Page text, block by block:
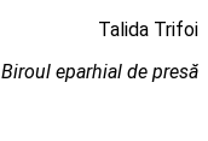
Talida Trifoi
Biroul eparhial de presă